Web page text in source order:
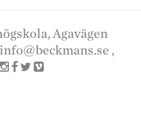
Agavägen
info@beckmans.se ,